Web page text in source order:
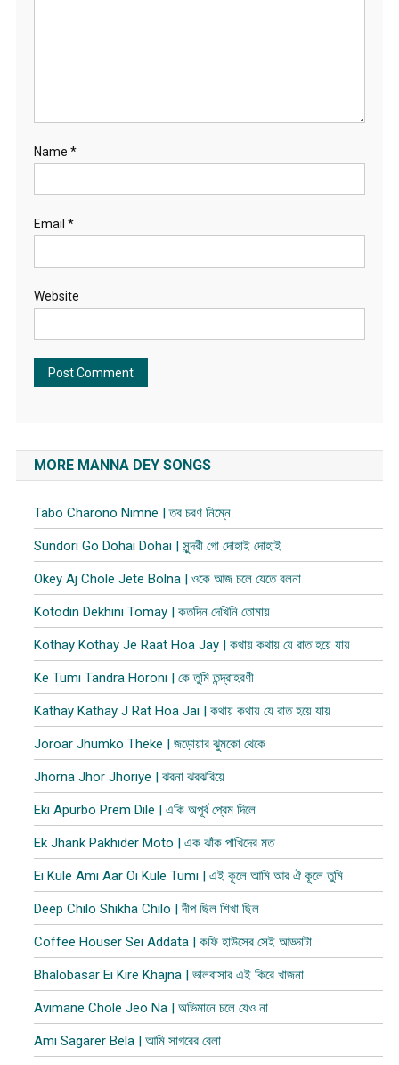
Name *
Email *
Website
MORE MANNA DEY SONGS
Tabo Charono Nimne | তব চরণ নিম্নে
Sundori Go Dohai Dohai | সুন্দরী গো দোহাই দোহাই
Okey Aj Chole Jete Bolna | ওকে আজ চলে যেতে বলনা
Kotodin Dekhini Tomay | কতদিন দেখিনি তোমায়
Kothay Kothay Je Raat Hoa Jay | কথায় কথায় যে রাত হয়ে যায়
Ke Tumi Tandra Horoni | কে তুমি তন্দ্রাহরণী
Kathay Kathay J Rat Hoa Jai | কথায় কথায় যে রাত হয়ে যায়
Joroar Jhumko Theke | জড়োয়ার ঝুমকো থেকে
Jhorna Jhor Jhoriye | ঝরনা ঝরঝরিয়ে
Eki Apurbo Prem Dile | একি অপূর্ব প্রেম দিলে
Ek Jhank Pakhider Moto | এক ঝাঁক পাখিদের মত
Ei Kule Ami Aar Oi Kule Tumi | এই কূলে আমি আর ঐ কূলে তুমি
Deep Chilo Shikha Chilo | দীপ ছিল শিখা ছিল
Coffee Houser Sei Addata | কফি হাউসের সেই আড্ডাটা
Bhalobasar Ei Kire Khajna | ভালবাসার এই কিরে খাজনা
Avimane Chole Jeo Na | অভিমানে চলে যেও না
Ami Sagarer Bela | আমি সাগরের বেলা